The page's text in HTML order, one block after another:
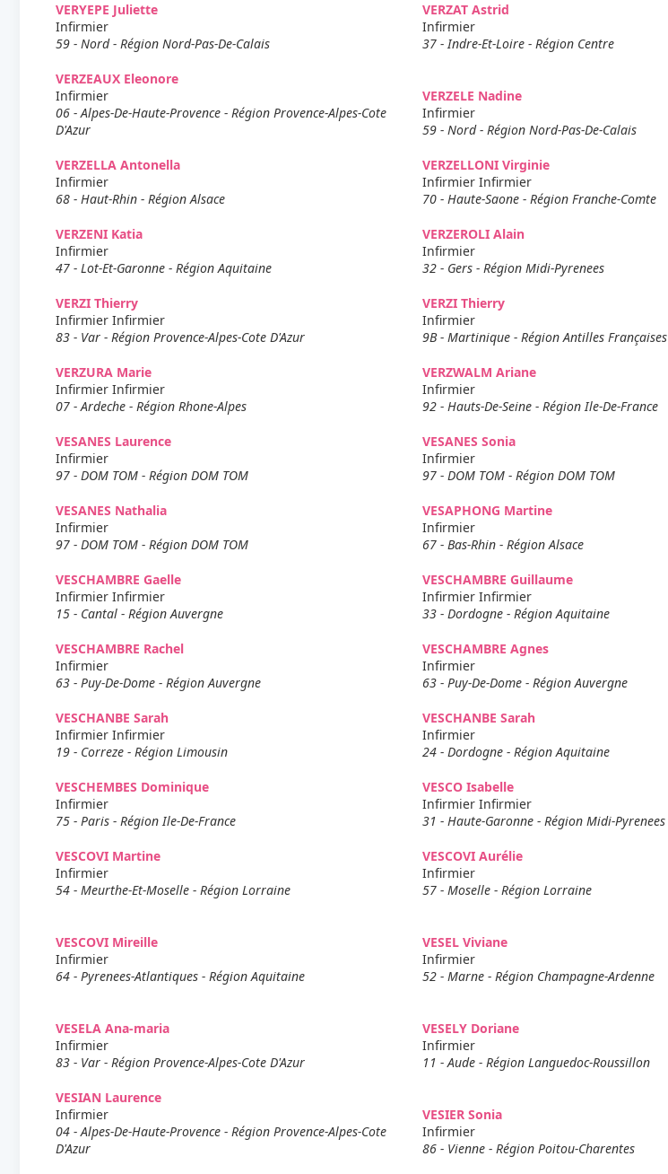
VERYEPE Juliette
Infirmier
59 - Nord - Région Nord-Pas-De-Calais
VERZAT Astrid
Infirmier
37 - Indre-Et-Loire - Région Centre
VERZEAUX Eleonore
Infirmier
06 - Alpes-De-Haute-Provence - Région Provence-Alpes-Cote
D'Azur
VERZELE Nadine
Infirmier
59 - Nord - Région Nord-Pas-De-Calais
VERZELLA Antonella
Infirmier
68 - Haut-Rhin - Région Alsace
VERZELLONI Virginie
Infirmier Infirmier
70 - Haute-Saone - Région Franche-Comte
VERZENI Katia
Infirmier
47 - Lot-Et-Garonne - Région Aquitaine
VERZEROLI Alain
Infirmier
32 - Gers - Région Midi-Pyrenees
VERZI Thierry
Infirmier Infirmier
83 - Var - Région Provence-Alpes-Cote D'Azur
VERZI Thierry
Infirmier
9B - Martinique - Région Antilles Françaises
VERZURA Marie
Infirmier Infirmier
07 - Ardeche - Région Rhone-Alpes
VERZWALM Ariane
Infirmier
92 - Hauts-De-Seine - Région Ile-De-France
VESANES Laurence
Infirmier
97 - DOM TOM - Région DOM TOM
VESANES Sonia
Infirmier
97 - DOM TOM - Région DOM TOM
VESANES Nathalia
Infirmier
97 - DOM TOM - Région DOM TOM
VESAPHONG Martine
Infirmier
67 - Bas-Rhin - Région Alsace
VESCHAMBRE Gaelle
Infirmier Infirmier
15 - Cantal - Région Auvergne
VESCHAMBRE Guillaume
Infirmier Infirmier
33 - Dordogne - Région Aquitaine
VESCHAMBRE Rachel
Infirmier
63 - Puy-De-Dome - Région Auvergne
VESCHAMBRE Agnes
Infirmier
63 - Puy-De-Dome - Région Auvergne
VESCHANBE Sarah
Infirmier Infirmier
19 - Correze - Région Limousin
VESCHANBE Sarah
Infirmier
24 - Dordogne - Région Aquitaine
VESCHEMBES Dominique
Infirmier
75 - Paris - Région Ile-De-France
VESCO Isabelle
Infirmier Infirmier
31 - Haute-Garonne - Région Midi-Pyrenees
VESCOVI Martine
Infirmier
54 - Meurthe-Et-Moselle - Région Lorraine
VESCOVI Aurélie
Infirmier
57 - Moselle - Région Lorraine
VESCOVI Mireille
Infirmier
64 - Pyrenees-Atlantiques - Région Aquitaine
VESEL Viviane
Infirmier
52 - Marne - Région Champagne-Ardenne
VESELA Ana-maria
Infirmier
83 - Var - Région Provence-Alpes-Cote D'Azur
VESELY Doriane
Infirmier
11 - Aude - Région Languedoc-Roussillon
VESIAN Laurence
Infirmier
04 - Alpes-De-Haute-Provence - Région Provence-Alpes-Cote
D'Azur
VESIER Sonia
Infirmier
86 - Vienne - Région Poitou-Charentes